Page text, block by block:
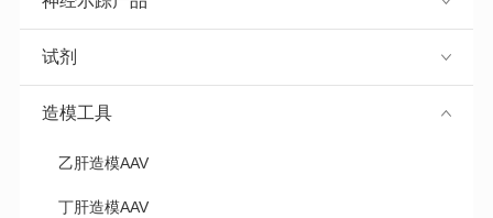
试剂
造模工具
乙肝造模AAV
丁肝造模AAV